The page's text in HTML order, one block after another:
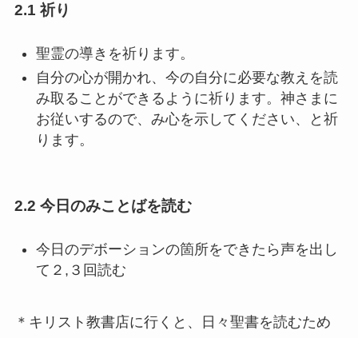
2.1 祈り
聖霊の導きを祈ります。
自分の心が開かれ、今の自分に必要な教えを読
み取ることができるように祈ります。神さまに
お従いするので、み心を示してください、と祈
ります。
2.2 今日のみことばを読む
今日のデボーションの箇所をできたら声を出し
て２,３回読む
＊キリスト教書店に行くと、日々聖書を読むため